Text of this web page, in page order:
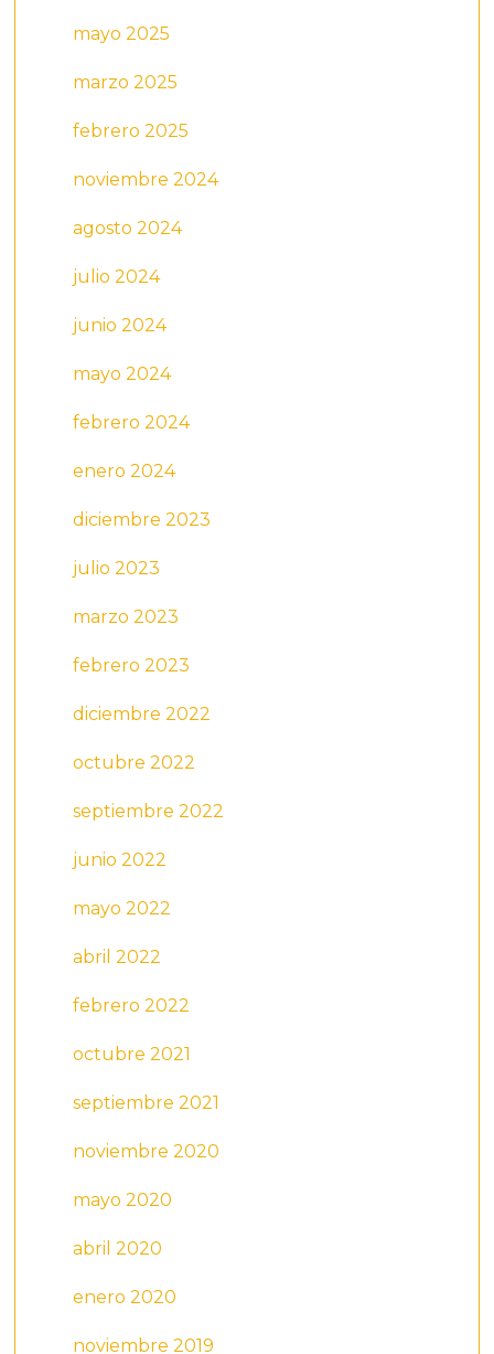
mayo 2025
marzo 2025
febrero 2025
noviembre 2024
agosto 2024
julio 2024
junio 2024
mayo 2024
febrero 2024
enero 2024
diciembre 2023
julio 2023
marzo 2023
febrero 2023
diciembre 2022
octubre 2022
septiembre 2022
junio 2022
mayo 2022
abril 2022
febrero 2022
octubre 2021
septiembre 2021
noviembre 2020
mayo 2020
abril 2020
enero 2020
noviembre 2019